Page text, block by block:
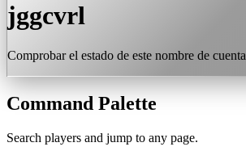
jggcvrl
Comprobar el estado de este nombre de cuenta
Command Palette
Search players and jump to any page.